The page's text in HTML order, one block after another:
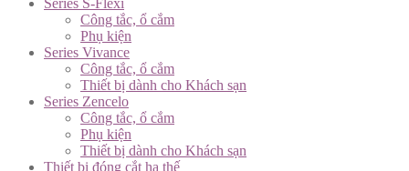
Series S-Flexi
Công tắc, ổ cắm
Phụ kiện
Series Vivance
Công tắc, ổ cắm
Thiết bị dành cho Khách sạn
Series Zencelo
Công tắc, ổ cắm
Phụ kiện
Thiết bị dành cho Khách sạn
Thiết bị đóng cắt hạ thế